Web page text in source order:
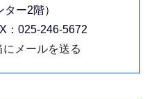
ー2階）
：025-246-5672
メールを送る